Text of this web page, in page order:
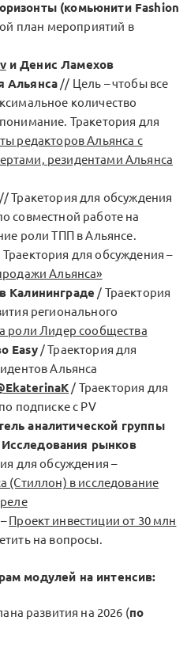
(комьюнити Fashion
план мероприятий в
и Денис Ламехов
Альянса // Цель – чтобы все
количество
Тракетория для
редакторов Альянса с
резидентами Альянса
// Тракетория для обсуждения
совместной работе на
роли ТПП в Альянсе.
Траектория для обсуждения –
Альянса»
Калининграде / Траектория
регионального
роли Лидер сообщества
Easy/ Траектория для
Альянса
/ Траектория для
подписке с PV
аналитической группы
рынков
для обсуждения –
(Стиллон) в исследование
Проект инвестиции от 30 млн
на вопросы.
модулей на интенсив:
развития на 2026 (по